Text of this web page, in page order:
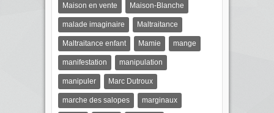
Maison en vente Maison-Blanche
malade imaginaire Maltraitance
Maltraitance enfant Mamie mange
manifestation manipulation
manipuler Marc Dutroux
marche des salopes marginaux